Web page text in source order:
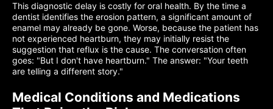
This diagnostic delay is costly for oral health. By the time a
dentist identifies the erosion pattern, a significant amount of
enamel may already be gone. Worse, because the patient has
not experienced heartburn, they may initially resist the
suggestion that reflux is the cause. The conversation often
goes: "But I don't have heartburn." The answer: "Your teeth
are telling a different story."
Medical Conditions and Medications